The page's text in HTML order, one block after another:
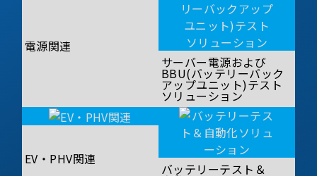
電源関連
サーバー電源および
BBU(バッテリーバック
アップユニット)テスト
ソリューション
EV・PHV関連
バッテリーテスト＆